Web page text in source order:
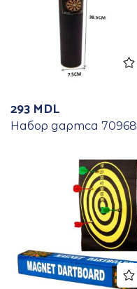
293 MDL
Набор дартса 70968